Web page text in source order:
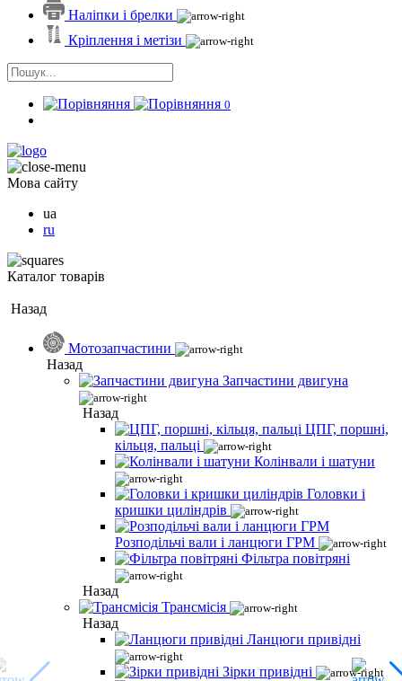
Наліпки і брелки
Кріплення і метізи
0
Мова сайту
ua
ru
Каталог товарів
Назад
Мотозапчастини
Назад
Запчастини двигуна
Назад
ЦПГ, поршні,
кільця, пальці
Колінвали і шатуни
Головки і
кришки циліндрів
Розподільчі вали і ланцюги ГРМ
Фільтра повітряні
Назад
Трансмісія
Назад
Ланцюги привідні
Зірки привідні